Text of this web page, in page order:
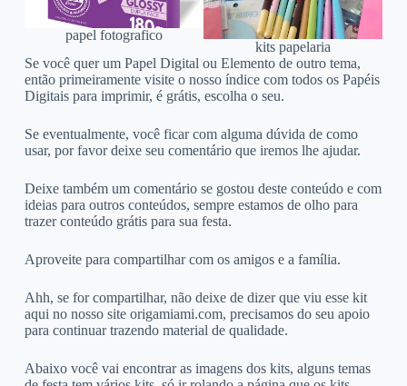
papel fotografico
kits papelaria
Se você quer um Papel Digital ou Elemento de outro tema,
então primeiramente visite o nosso índice com todos os Papéis
Digitais para imprimir, é grátis, escolha o seu.
Se eventualmente, você ficar com alguma dúvida de como
usar, por favor deixe seu comentário que iremos lhe ajudar.
Deixe também um comentário se gostou deste conteúdo e com
ideias para outros conteúdos, sempre estamos de olho para
trazer conteúdo grátis para sua festa.
Aproveite para compartilhar com os amigos e a família.
Ahh, se for compartilhar, não deixe de dizer que viu esse kit
aqui no nosso site origamiami.com, precisamos do seu apoio
para continuar trazendo material de qualidade.
Abaixo você vai encontrar as imagens dos kits, alguns temas